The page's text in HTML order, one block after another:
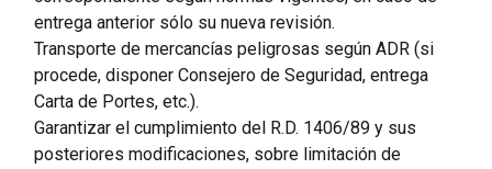
entrega anterior sólo su nueva revisión.
Transporte de mercancías peligrosas según ADR (si
procede, disponer Consejero de Seguridad, entrega
Carta de Portes, etc.).
Garantizar el cumplimiento del R.D. 1406/89 y sus
posteriores modificaciones, sobre limitación de